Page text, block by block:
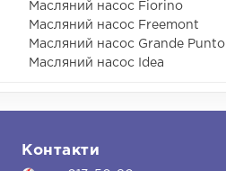
Масляний насос Fiorino
Масляний насос Freemont
Масляний насос Grande Punto
Масляний насос Idea
Контакти